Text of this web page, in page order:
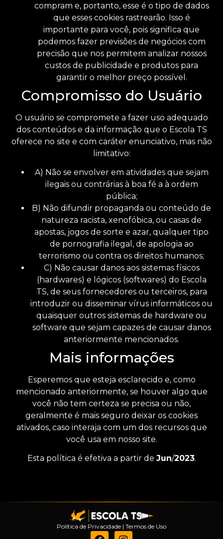
compram e, portanto, esse é o tipo de dados
que esses cookies rastrearão. Isso é
importante para você, pois significa que
podemos fazer previsões de negócios com
precisão que nos permitem analizar nossos
custos de publicidade e produtos para
garantir o melhor preço possível.
Compromisso do Usuário
O usuário se compromete a fazer uso adequado
dos conteúdos e da informação que o Escola TS
oferece no site e com caráter enunciativo, mas não
limitativo:
A) Não se envolver em atividades que sejam
ilegais ou contrárias à boa fé a à ordem
pública;
B) Não difundir propaganda ou conteúdo de
natureza racista, xenofóbica, ou casas de
apostas, jogos de sorte e azar, qualquer tipo
de pornografia ilegal, de apologia ao
terrorismo ou contra os direitos humanos;
C) Não causar danos aos sistemas físicos
(hardwares) e lógicos (softwares) do Escola
TS, de seus fornecedores ou terceiros, para
introduzir ou disseminar vírus informáticos ou
quaisquer outros sistemas de hardware ou
software que sejam capazes de causar danos
anteriormente mencionados.
Mais informações
Esperemos que esteja esclarecido e, como
mencionado anteriormente, se houver algo que
você não tem certeza se precisa ou não,
geralmente é mais seguro deixar os cookies
ativados, caso interaja com um dos recursos que
você usa em nosso site.
Esta política é efetiva a partir de Jun/2023.
Política de Privacidade | Termos de Uso